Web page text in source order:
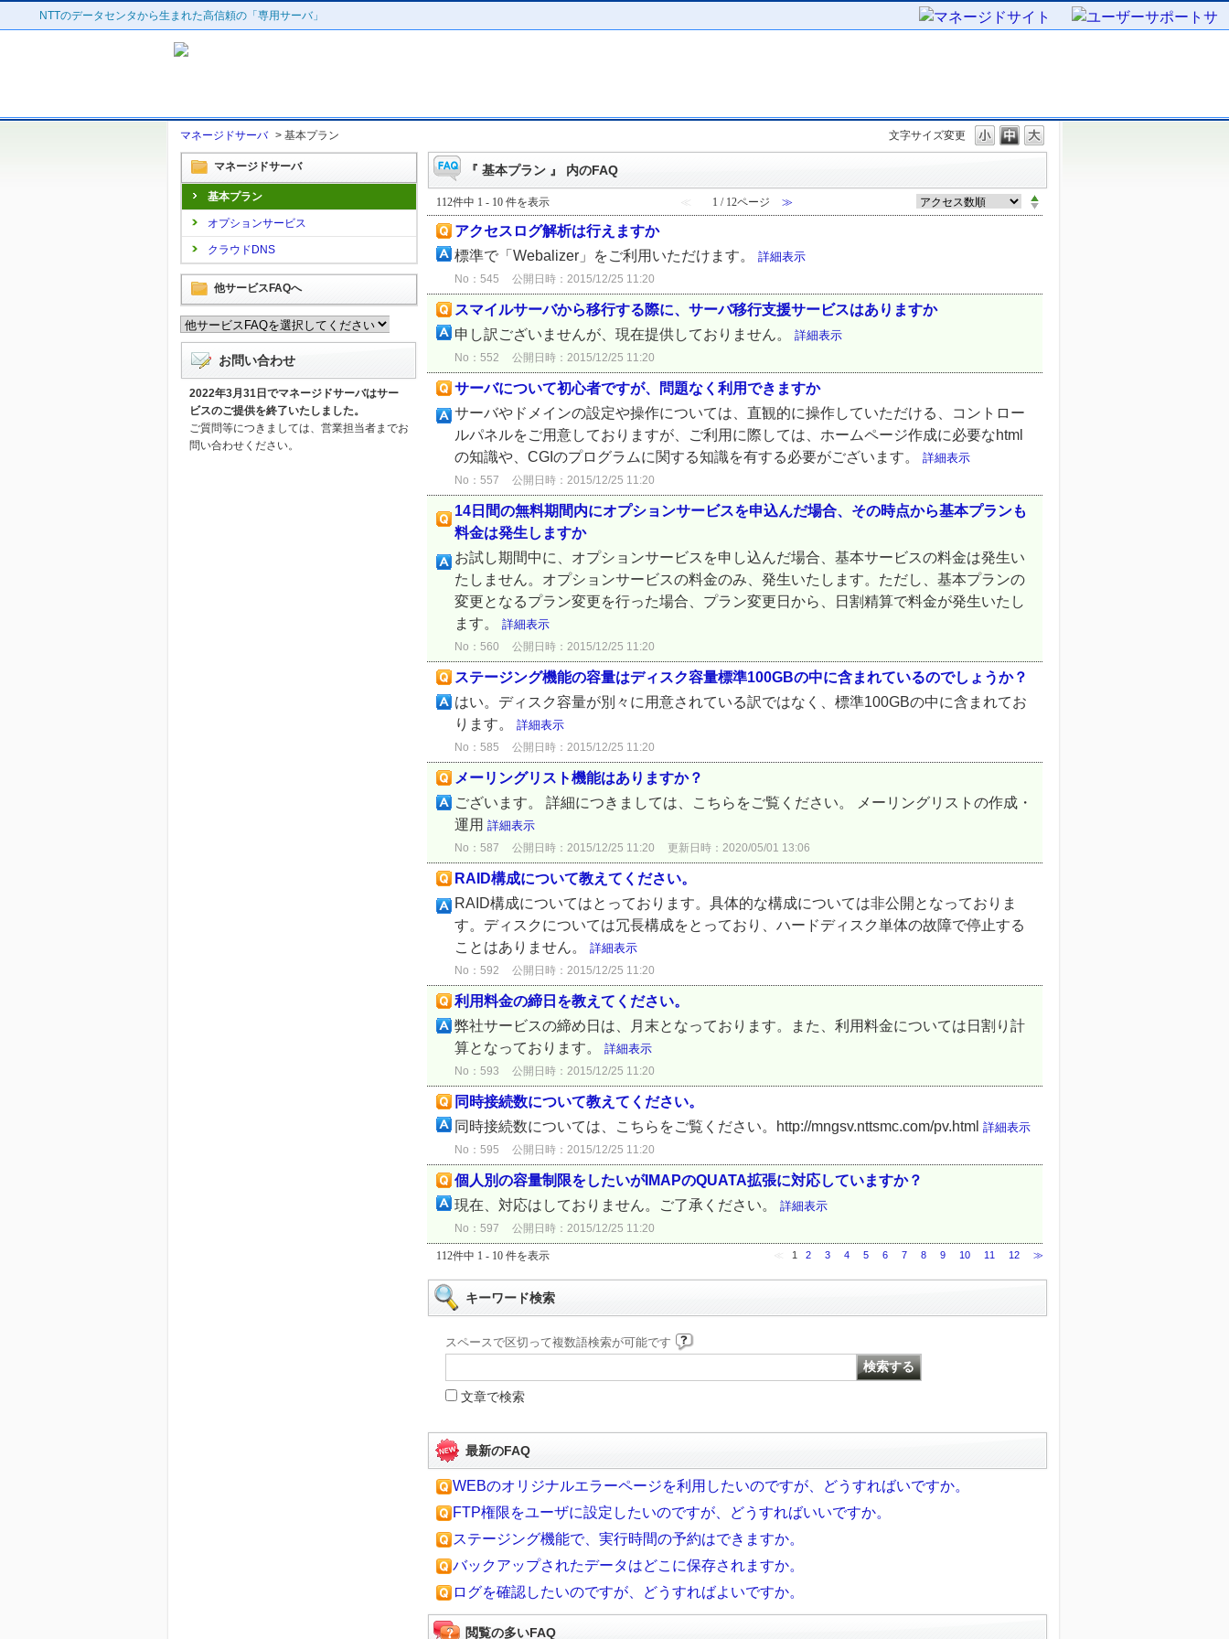
NTTのデータセンタから生まれた高信頼の「専用サーバ」
文字サイズ変更
マネージドサーバ > 基本プラン
マネージドサーバ
基本プラン
オプションサービス
クラウドDNS
他サービスFAQへ
お問い合わせ
2022年3月31日でマネージドサーバはサー
ビスのご提供を終了いたしました。
ご質問等につきましては、営業担当者までお
問い合わせください。
『 基本プラン 』 内のFAQ
112件中 1 - 10 件を表示 ≪ 1 / 12ページ ≫
アクセスログ解析は行えますか
標準で「Webalizer」をご利用いただけます。 詳細表示
No：545 公開日時：2015/12/25 11:20
スマイルサーバから移行する際に、サーバ移行支援サービスはありますか
申し訳ございませんが、現在提供しておりません。 詳細表示
No：552 公開日時：2015/12/25 11:20
サーバについて初心者ですが、問題なく利用できますか
サーバやドメインの設定や操作については、直観的に操作していただける、コントロー
ルパネルをご用意しておりますが、ご利用に際しては、ホームページ作成に必要なhtml
の知識や、CGIのプログラムに関する知識を有する必要がございます。 詳細表示
No：557 公開日時：2015/12/25 11:20
14日間の無料期間内にオプションサービスを申込んだ場合、その時点から基本プランも
料金は発生しますか
お試し期間中に、オプションサービスを申し込んだ場合、基本サービスの料金は発生い
たしません。オプションサービスの料金のみ、発生いたします。ただし、基本プランの
変更となるプラン変更を行った場合、プラン変更日から、日割精算で料金が発生いたし
ます。 詳細表示
No：560 公開日時：2015/12/25 11:20
ステージング機能の容量はディスク容量標準100GBの中に含まれているのでしょうか？
はい。ディスク容量が別々に用意されている訳ではなく、標準100GBの中に含まれてお
ります。 詳細表示
No：585 公開日時：2015/12/25 11:20
メーリングリスト機能はありますか？
ございます。 詳細につきましては、こちらをご覧ください。 メーリングリストの作成・
運用 詳細表示
No：587 公開日時：2015/12/25 11:20 更新日時：2020/05/01 13:06
RAID構成について教えてください。
RAID構成についてはとっております。具体的な構成については非公開となっておりま
す。ディスクについては冗長構成をとっており、ハードディスク単体の故障で停止する
ことはありません。 詳細表示
No：592 公開日時：2015/12/25 11:20
利用料金の締日を教えてください。
弊社サービスの締め日は、月末となっております。また、利用料金については日割り計
算となっております。 詳細表示
No：593 公開日時：2015/12/25 11:20
同時接続数について教えてください。
同時接続数については、こちらをご覧ください。http://mngsv.nttsmc.com/pv.html 詳細表示
No：595 公開日時：2015/12/25 11:20
個人別の容量制限をしたいがIMAPのQUATA拡張に対応していますか？
現在、対応はしておりません。ご了承ください。 詳細表示
No：597 公開日時：2015/12/25 11:20
112件中 1 - 10 件を表示 1 2 3 4 5 6 7 8 9 10 11 12 ≫
キーワード検索
スペースで区切って複数語検索が可能です
文章で検索
最新のFAQ
WEBのオリジナルエラーページを利用したいのですが、どうすればいですか。
FTP権限をユーザに設定したいのですが、どうすればいいですか。
ステージング機能で、実行時間の予約はできますか。
バックアップされたデータはどこに保存されますか。
ログを確認したいのですが、どうすればよいですか。
閲覧の多いFAQ